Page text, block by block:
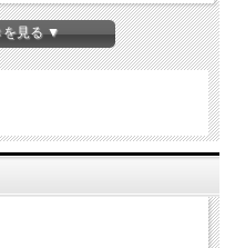
6. ARTISTS ONLY 7. THE GIRLS
THING 9. UH-OH, LOVE COMES
ELECTRICITY 12. FOUND A JOB
KILLER 16. TAKE ME TO THE
ANGEL 18. I’M NOT IN LOVE
keyboards, vocals Tina
を見る ▼